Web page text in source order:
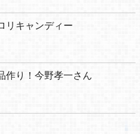
リキャンディー
作り！今野孝一さん